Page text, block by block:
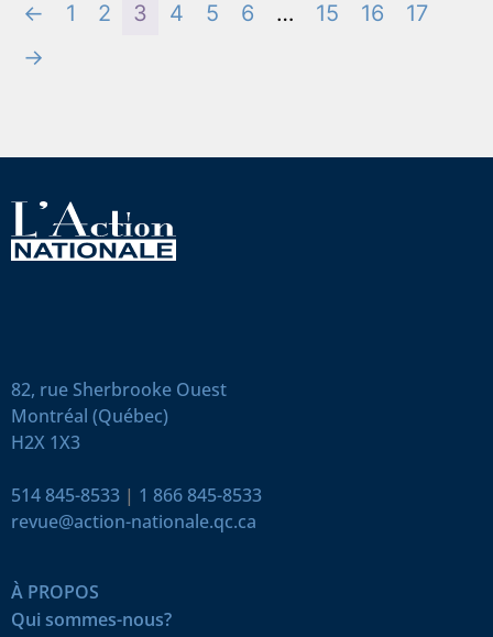
← 1 2 3 4 5 6 … 15 16
17
→
82, rue Sherbrooke Ouest
Montréal (Québec)
H2X 1X3
514 845-8533 | 1 866 845-8533
revue@action-nationale.qc.ca
À PROPOS
Qui sommes-nous?